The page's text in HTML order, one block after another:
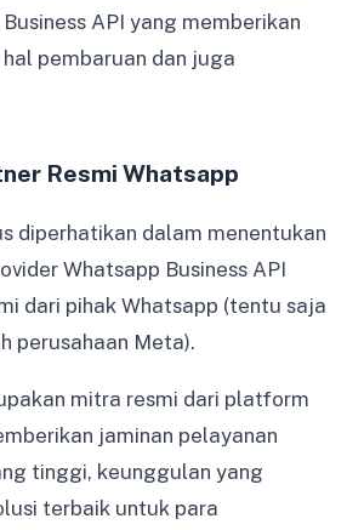
API yang memberikan
pembaruan dan juga
Resmi Whatsapp
diperhatikan dalam menentukan
Whatsapp Business API
dari pihak Whatsapp (tentu saja
perusahaan Meta).
mitra resmi dari platform
jaminan pelayanan
tinggi, keunggulan yang
terbaik untuk para